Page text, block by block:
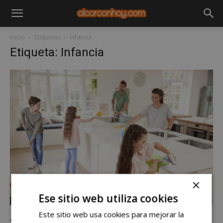
Inicio Etiquetas Infancia
Etiqueta: Infancia
Alcorcón es Co-responsable
×
Ese sitio web utiliza cookies
Este sitio web usa cookies para mejorar la